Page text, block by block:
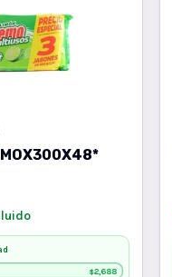
$2,688